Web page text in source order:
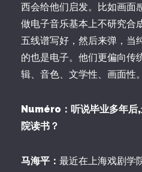
西会给他们启发。比如画面
做电子音乐基本上不研究合
五线谱写好，然后来弹，当
的也是电子。他们更偏向传
辑、音色、文学性、画面性。
Numéro：听说毕业多年后
院读书？
马海平： 最近在上海戏剧学